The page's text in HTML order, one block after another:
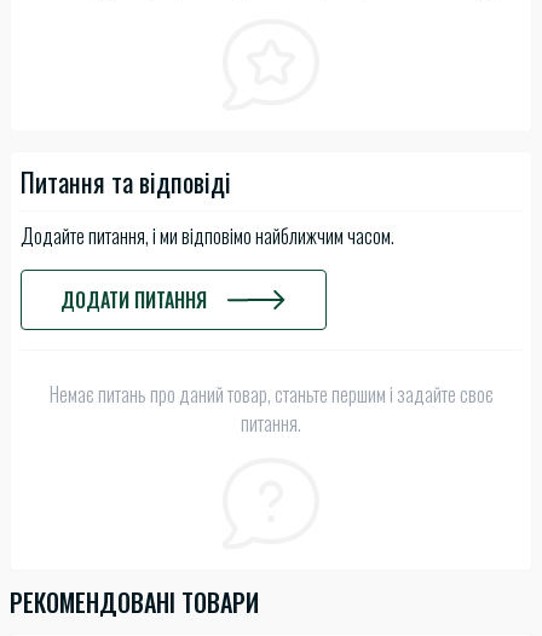
Питання та відповіді
Додайте питання, і ми відповімо найближчим часом.
ДОДАТИ ПИТАННЯ
Немає питань про даний товар, станьте першим і задайте своє
питання.
РЕКОМЕНДОВАНІ ТОВАРИ